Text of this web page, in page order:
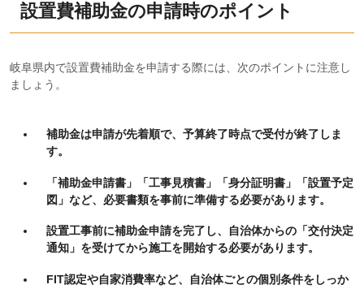
設置費補助金の申請時のポイント
岐阜県内で設置費補助金を申請する際には、次のポイントに注意し
ましょう。
補助金は申請が先着順で、予算終了時点で受付が終了しま
す。
「補助金申請書」「工事見積書」「身分証明書」「設置予定
図」など、必要書類を事前に準備する必要があります。
設置工事前に補助金申請を完了し、自治体からの「交付決定
通知」を受けてから施工を開始する必要があります。
FIT認定や自家消費率など、自治体ごとの個別条件をしっか